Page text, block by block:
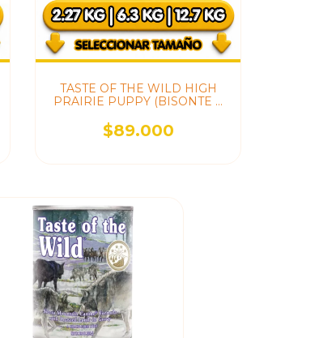
TASTE OF THE WILD HIGH
PRAIRIE PUPPY (BISONTE Y
$89.000